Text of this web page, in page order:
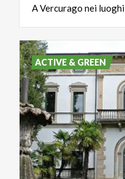
AVercurago nei luoghi
ACTIVE & GREEN